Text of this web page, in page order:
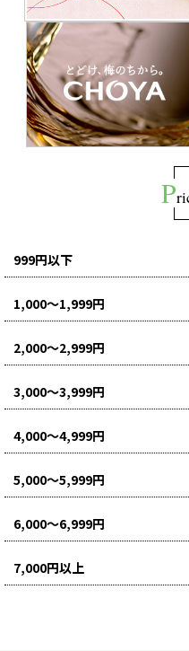
2025年2月10日
【定期お届け便】の変更・
2025年1月6日
新年あけましておめでとう
2024年11月25日
「梅結」完売致しました
【WEBカタログ更新】こち
グがご覧いただけます。
年末年始のお届けについては
のお届けは12/24受注まで
2024年7月17日
お盆期間の配送については
2024年7月2日
2024年6月1日
した。
2024年4月17日
ＧＷ期間中の配送について
2024年1月5日
【ヤマト運輸】お荷物の
いて
P
999円以下
1,000〜1,999円
2,000〜2,999円
3,000〜3,999円
4,000〜4,999円
5,000〜5,999円
6,000〜6,999円
7,000円以上